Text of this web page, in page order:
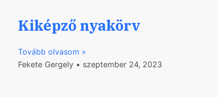
Kiképző nyakörv
Tovább olvasom »
Fekete Gergely
szeptember 24, 2023